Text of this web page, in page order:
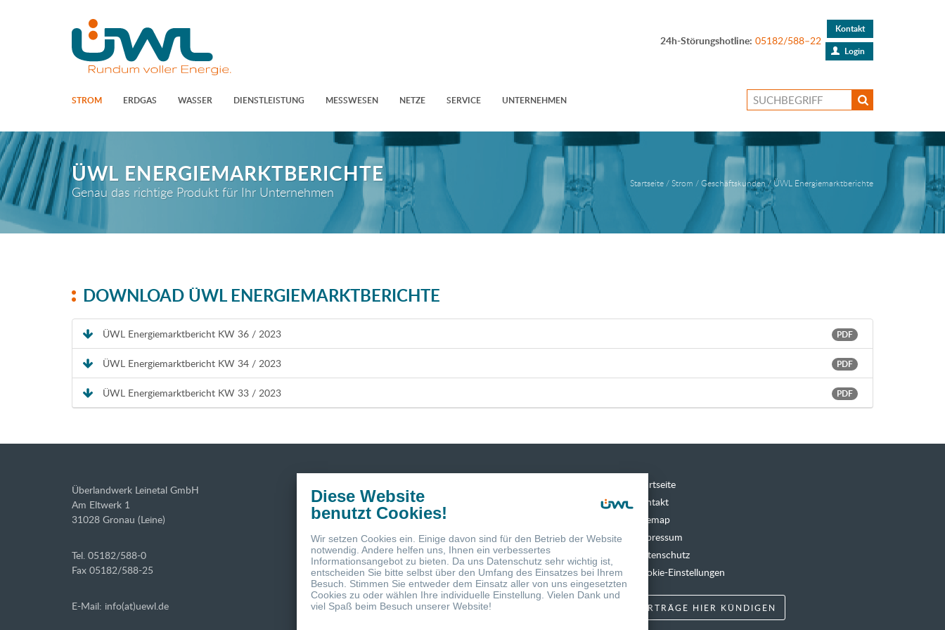
24h-Störungshotline: 05182/588–22
Kontakt
Login
STROM ERDGAS WASSER DIENSTLEISTUNG MESSWESEN NETZE SERVICE UNTERNEHMEN
ÜWL ENERGIEMARKTBERICHTE
Genau das richtige Produkt für Ihr Unternehmen
Startseite Strom Geschäftskunden ÜWL Energiemarktberichte
DOWNLOAD ÜWL ENERGIEMARKTBERICHTE
ÜWL Energiemarktbericht KW 36 / 2023 PDF
ÜWL Energiemarktbericht KW 34 / 2023 PDF
ÜWL Energiemarktbericht KW 33 / 2023 PDF
Überlandwerk Leinetal GmbH
Am Eltwerk 1
31028 Gronau (Leine)
Tel. 05182/588-0
Fax 05182/588-25
E-Mail: info(at)uewl.de
Startseite
Kontakt
Sitemap
Impressum
Datenschutz
Cookie-Einstellungen
VERTRÄGE HIER KÜNDIGEN
Diese Website
benutzt Cookies!
Wir setzen Cookies ein. Einige davon sind für den Betrieb der Website
notwendig. Andere helfen uns, Ihnen ein verbessertes
Informationsangebot zu bieten. Da uns Datenschutz sehr wichtig ist,
entscheiden Sie bitte selbst über den Umfang des Einsatzes bei Ihrem
Besuch. Stimmen Sie entweder dem Einsatz aller von uns eingesetzten
Cookies zu oder wählen Ihre individuelle Einstellung. Vielen Dank und
viel Spaß beim Besuch unserer Website!